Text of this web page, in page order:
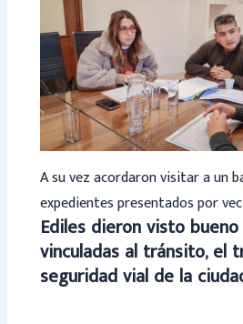
A su vez acordaron visitar a un
expedientes presentados por
Ediles dieron visto
vinculadas al tránsito, el
seguridad vial de la